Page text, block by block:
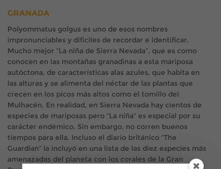
GRANADA
Polyommatus golgus es uno de esos nombres
impronunciables y difíciles de recordar e identificar.
Mucho mejor “La niña de Sierra Nevada”, que es como
conocen en las montañas granadinas a esta mariposa
autóctona, de características alas azules, que habita en
las alturas y se alimenta del néctar de las plantas que
crecen en los picos más altos como el tomillo del
Mulhacén. En realidad, en Sierra Nevada hay cientos de
especies de mariposas pero “La niña” es especial por su
carácter endémico. Sin embargo, no corren buenos
tiempos para ella. Incluso el diario británico “The
Guardian” la incluyó en una lista de las diez especies más
amenazadas del planeta con los corales de la Gran